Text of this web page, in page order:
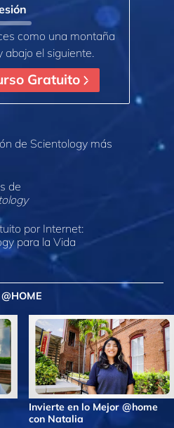
como una montaña
abajo el siguiente.
Gratuito
de Scientology más
de
por Internet:
para la Vida
Invierte en lo Mejor @home
con Natalia